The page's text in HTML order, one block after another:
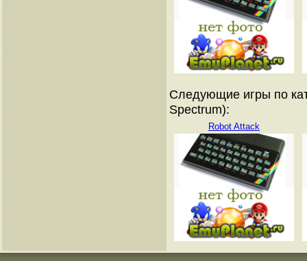
Следующие игры по
Spectrum):
Robot Attack